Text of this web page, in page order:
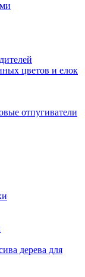
цветов и елок
отпугиватели
дерева для